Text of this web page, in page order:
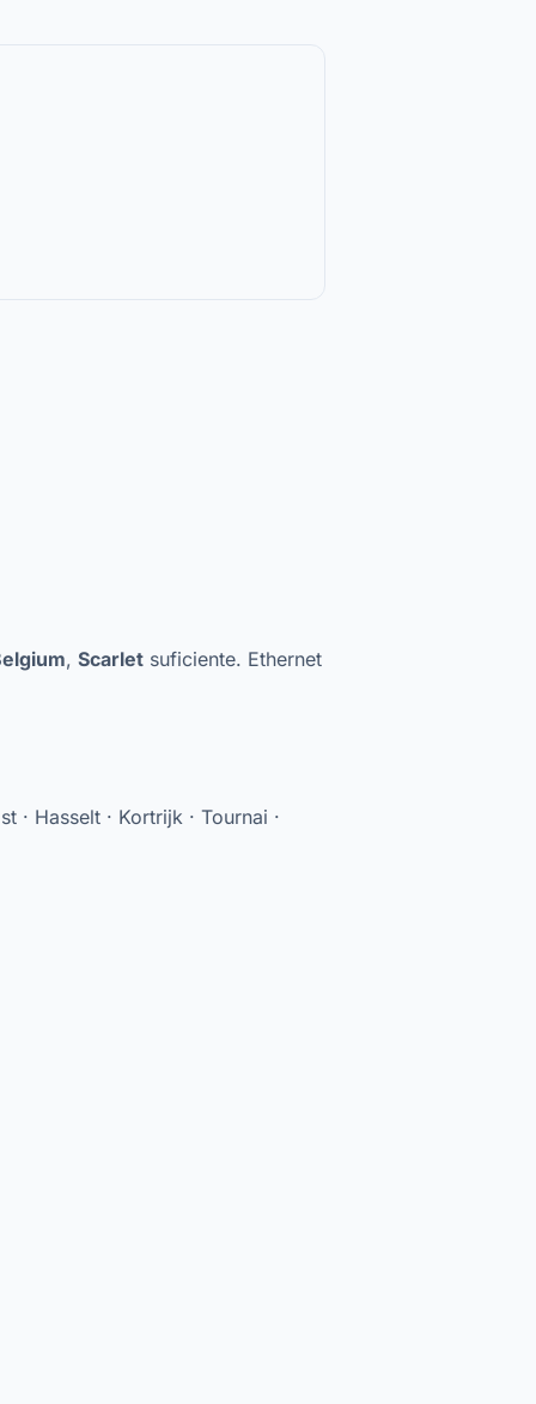
, Scarlet suficiente. Ethernet
· Hasselt · Kortrijk · Tournai ·